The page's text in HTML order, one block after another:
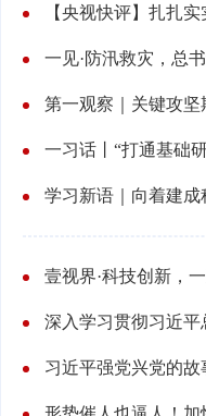
【央视快评】扎扎
一见·防汛救灾，总
第一观察｜关键攻
一习话丨“打通基础
学习新语｜向着建
壹视界·科技创新，
习近平强党兴党的